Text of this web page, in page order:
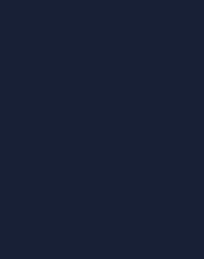
수 있으며 원치